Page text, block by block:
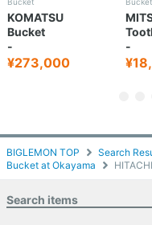
BIGLEMON TOP Search
Bucket at Okayama
KOMATSU
Bucket
-
¥273,000
-
Search items